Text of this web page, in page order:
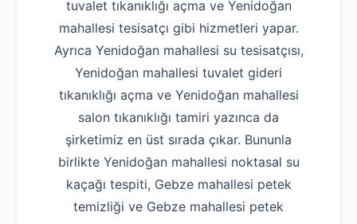
tuvalet tıkanıklığı açma ve Yenidoğan
mahallesi tesisatçı gibi hizmetleri yapar.
Ayrıca Yenidoğan mahallesi su tesisatçısı,
Yenidoğan mahallesi tuvalet gideri
tıkanıklığı açma ve Yenidoğan mahallesi
salon tıkanıklığı tamiri yazınca da
şirketimiz en üst sırada çıkar. Bununla
birlikte Yenidoğan mahallesi noktasal su
kaçağı tespiti, Gebze mahallesi petek
temizliği ve Gebze mahallesi petek